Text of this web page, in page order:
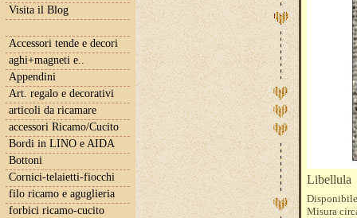
Visita il Blog
Accessori tende e decori
aghi+magneti e..
Appendini
Art. regalo e decorativi
articoli da ricamare
accessori Ricamo/Cucito
Bordi in LINO e AIDA
Bottoni
Cornici-telaietti-fiocchi
filo ricamo e aguglieria
forbici ricamo-cucito
Libellula
Misura